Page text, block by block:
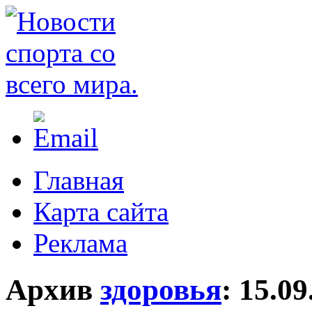
Главная
Карта сайта
Реклама
Архив здоровья: